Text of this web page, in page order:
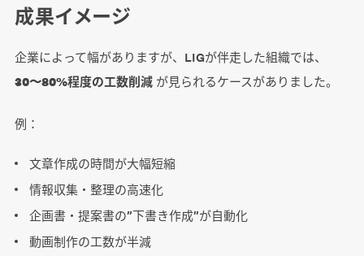
成果イメージ
企業によって幅がありますが、LIGが伴走した組織では、
30〜80%程度の工数削減が見られるケースがありました。
例：
文章作成の時間が大幅短縮
情報収集・整理の高速化
企画書・提案書の”下書き作成”が自動化
動画制作の工数が半減